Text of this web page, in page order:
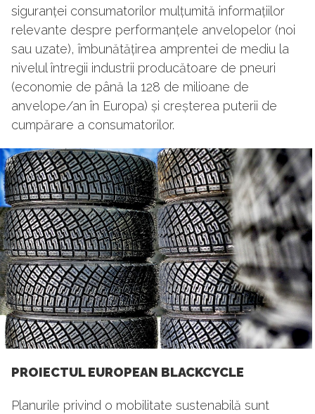
siguranței consumatorilor mulțumită informațiilor
relevante despre performanțele anvelopelor (noi
sau uzate), îmbunătățirea amprentei de mediu la
nivelul întregii industrii producătoare de pneuri
(economie de până la 128 de milioane de
anvelope/an în Europa) și creșterea puterii de
cumpărare a consumatorilor.
PROIECTUL EUROPEAN BLACKCYCLE
Planurile privind o mobilitate sustenabilă sunt